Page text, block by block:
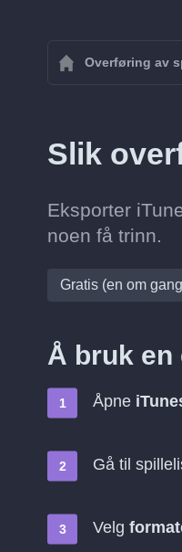
Overføring av
Slik
Eksporter
noen få trinn.
Gratis (en om
Å bruk
Åpne
Gå til
Velg